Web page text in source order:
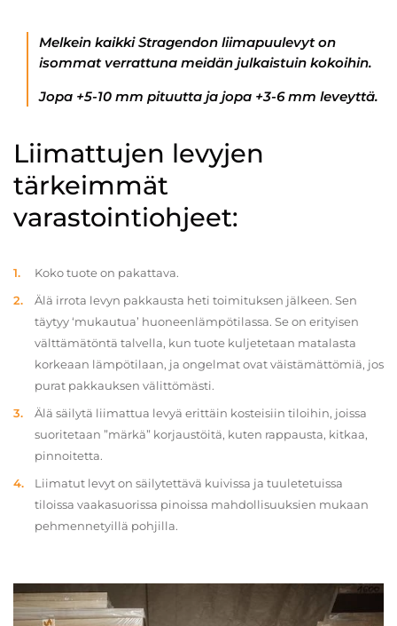
Melkein kaikki Stragendon liimapuulevyt on
isommat verrattuna meidän julkaistuin kokoihin.
Jopa +5-10 mm pituutta ja jopa +3-6 mm leveyttä.
Liimattujen levyjen
tärkeimmät
varastointiohjeet:
Koko tuote on pakattava.
Älä irrota levyn pakkausta heti toimituksen jälkeen. Sen
täytyy ‘mukautua’ huoneenlämpötilassa. Se on erityisen
välttämätöntä talvella, kun tuote kuljetetaan matalasta
korkeaan lämpötilaan, ja ongelmat ovat väistämättömiä, jos
purat pakkauksen välittömästi.
Älä säilytä liimattua levyä erittäin kosteisiin tiloihin, joissa
suoritetaan ”märkä” korjaustöitä, kuten rappausta, kitkaa,
pinnoitetta.
Liimatut levyt on säilytettävä kuivissa ja tuuletetuissa
tiloissa vaakasuorissa pinoissa mahdollisuuksien mukaan
pehmennetyillä pohjilla.